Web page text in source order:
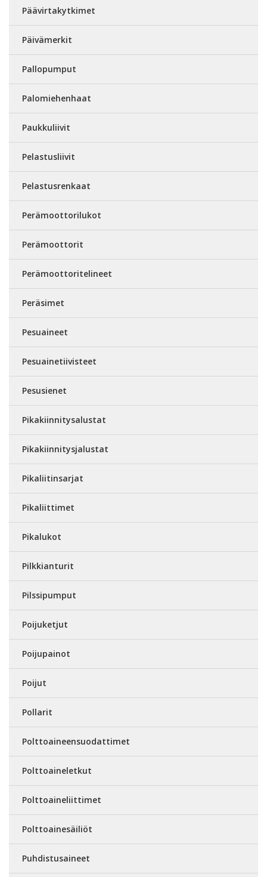
Päävirtakytkimet
Päivämerkit
Pallopumput
Palomiehenhaat
Paukkuliivit
Pelastusliivit
Pelastusrenkaat
Perämoottorilukot
Perämoottorit
Perämoottoritelineet
Peräsimet
Pesuaineet
Pesuainetiivisteet
Pesusienet
Pikakiinnitysalustat
Pikakiinnitysjalustat
Pikaliitinsarjat
Pikaliittimet
Pikalukot
Pilkkianturit
Pilssipumput
Poijuketjut
Poijupainot
Poijut
Pollarit
Polttoaineensuodattimet
Polttoaineletkut
Polttoaineliittimet
Polttoainesäiliöt
Puhdistusaineet